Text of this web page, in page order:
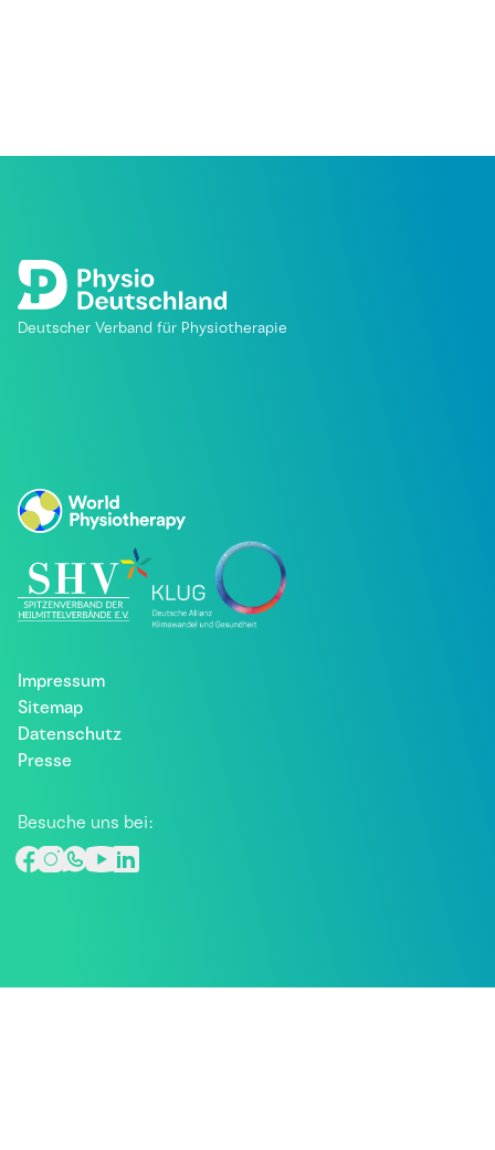
Deutscher Verband für Physiotherapie
Impressum
Sitemap
Datenschutz
Presse
Besuche uns bei: